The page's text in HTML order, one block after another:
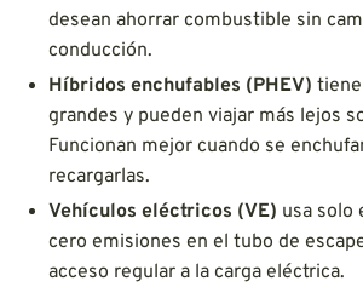
desean ahorrar combustible sin
conducción.
Híbridos enchufables (PHEV)
grandes y pueden viajar más lejos
Funcionan mejor cuando se
recargarlas.
Vehículos eléctricos (VE) usa solo
cero emisiones en el tubo de
acceso regular a la carga eléctrica.